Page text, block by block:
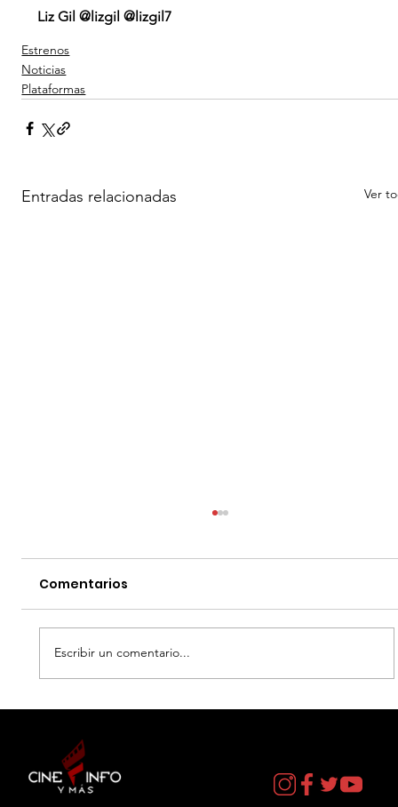
Liz Gil @lizgil @lizgil7
Estrenos
Noticias
Plataformas
Entradas relacionadas Ver
CURIOSOS por LIZ GIL
Comentarios
Escribir un comentario...